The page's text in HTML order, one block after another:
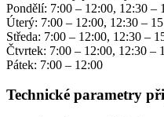
Pondělí: 7:00 – 12:00, 12:30 –
Úterý: 7:00 – 12:00, 12:30 –
Středa: 7:00 – 12:00, 12:30 –
Čtvrtek: 7:00 – 12:00, 12:30 –
Pátek: 7:00 – 12:00
Technické parametry